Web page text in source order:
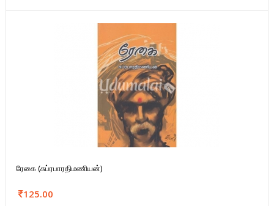
ரேகை (சுப்ரபாரதிமணியன்)
125.00